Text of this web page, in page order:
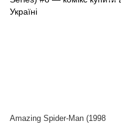
Amazing Spider-Man (1998